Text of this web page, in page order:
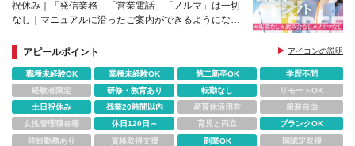
祝休み｜「発信業務」「営業電話」「ノルマ」は一切
なし｜マニュアルに沿ったご案内ができるようになれ
アピールポイント
アイコンの説明
職種未経験OK 業種未経験OK 第二新卒OK
学歴不問
経験者限定
研修・教育あり 転勤なし
リモートOK
土日祝休み
残業20時間以内 産育休活用有
服装自由
女性管理職在籍
休日120日～ 育児と両立
ブランクOK
時短勤務あり
資格取得支援 副業OK 国認定取得